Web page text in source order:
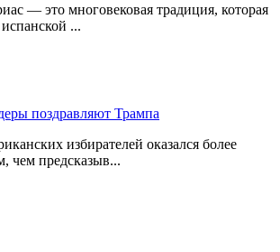
— это многовековая традиция, которая
...
поздравляют Трампа
избирателей оказался более
чем предсказыв...